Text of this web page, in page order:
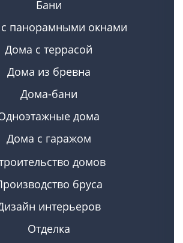
Бани
панорамными окнами
Дома с террасой
Дома из бревна
Дома-бани
дома
Дома с гаражом
домов
бруса
интерьеров
Отделка